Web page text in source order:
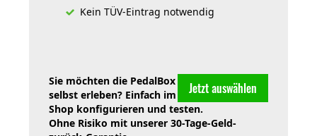
Kein TÜV-Eintrag notwendig
Jetzt auswählen
Sie möchten die PedalBox
selbst erleben? Einfach im
Shop konfigurieren und testen.
Ohne Risiko mit unserer 30-Tage-Geld-